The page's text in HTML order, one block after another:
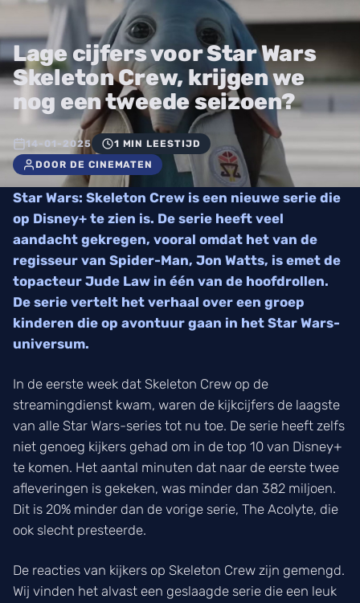
Lage cijfers voor Star Wars
Skeleton Crew, krijgen we
nog een tweede seizoen?
14-01-2025
1 MIN LEESTIJD
DOOR DE CINEMATEN
Star Wars: Skeleton Crew is een nieuwe serie die
op Disney+ te zien is. De serie heeft veel
aandacht gekregen, vooral omdat het van de
regisseur van Spider-Man, Jon Watts, is emet de
topacteur Jude Law in één van de hoofdrollen.
De serie vertelt het verhaal over een groep
kinderen die op avontuur gaan in het Star Wars-
universum.
In de eerste week dat Skeleton Crew op de
streamingdienst kwam, waren de kijkcijfers de laagste
van alle Star Wars-series tot nu toe. De serie heeft zelfs
niet genoeg kijkers gehad om in de top 10 van Disney+
te komen. Het aantal minuten dat naar de eerste twee
afleveringen is gekeken, was minder dan 382 miljoen.
Dit is 20% minder dan de vorige serie, The Acolyte, die
ook slecht presteerde.
De reacties van kijkers op Skeleton Crew zijn gemengd.
Wij vinden het alvast een geslaagde serie die een leuk